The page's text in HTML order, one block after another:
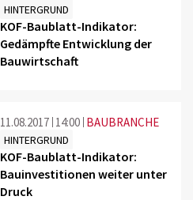
HINTERGRUND
KOF-Baublatt-Indikator:
Gedämpfte Entwicklung der
Bauwirtschaft
11.08.2017 14:00 BAUBRANCHE
HINTERGRUND
KOF-Baublatt-Indikator:
Bauinvestitionen weiter unter
Druck